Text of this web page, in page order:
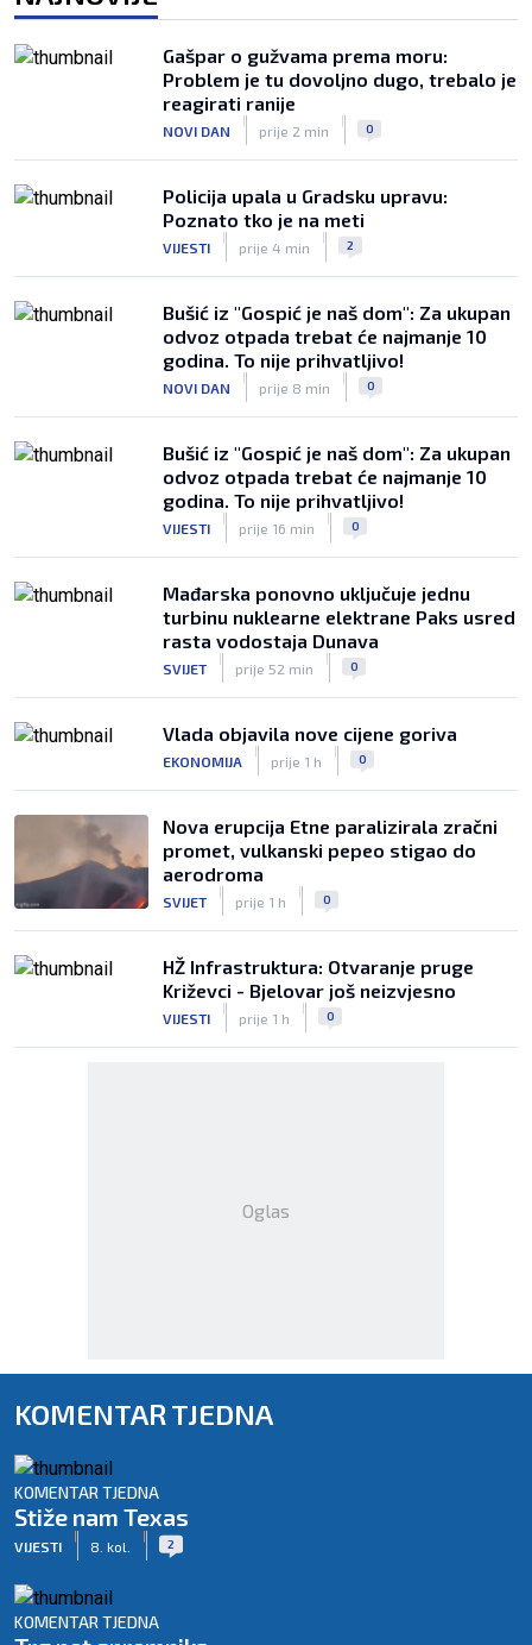
|
Sjajni Varaždin razbio Slaven u derbiju
sjevera
SK 9. kol.
Gašpar o gužvama prema moru:
Problem je tu dovoljno dugo, trebalo je
reagirati ranije
NOVI DAN prije 2 min 0
Policija upala u Gradsku upravu:
Poznato tko je na meti
VIJESTI prije 4 min 2
Bušić iz "Gospić je naš dom": Za ukupan
odvoz otpada trebat će najmanje 10
godina. To nije prihvatljivo!
NOVI DAN prije 8 min 0
Bušić iz "Gospić je naš dom": Za ukupan
odvoz otpada trebat će najmanje 10
godina. To nije prihvatljivo!
VIJESTI prije 16 min 0
Mađarska ponovno uključuje jednu
turbinu nuklearne elektrane Paks usred
rasta vodostaja Dunava
SVIJET prije 52 min 0
Vlada objavila nove cijene goriva
EKONOMIJA prije 1 h 0
Nova erupcija Etne paralizirala zračni
promet, vulkanski pepeo stigao do
aerodroma
SVIJET prije 1 h 0
HŽ Infrastruktura: Otvaranje pruge
Križevci - Bjelovar još neizvjesno
VIJESTI prije 1 h 0
Oglas
KOMENTAR TJEDNA
KOMENTAR TJEDNA
Stiže nam Texas
VIJESTI 8. kol. 2
KOMENTAR TJEDNA